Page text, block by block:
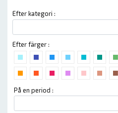
Efter kategori :
Efter färger :
På en period :